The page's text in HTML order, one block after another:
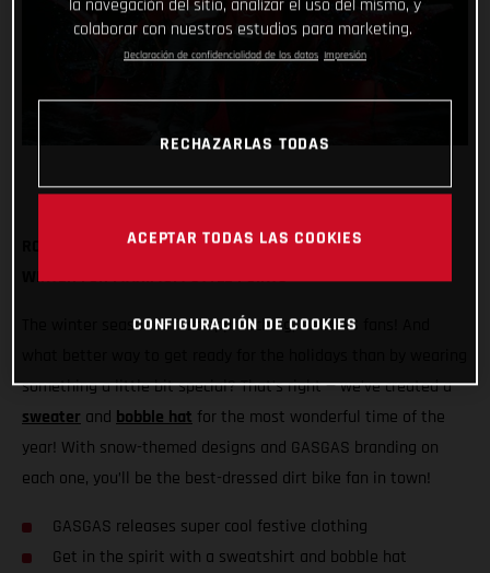
ROCK OUR FESTIVE SWEATSHIRT AND BOBBLE HAT THIS
WINTER FOR MAXIMUM STYLE POINTS
The winter season is fast approaching, GASGAS fans! And
something a little bit special? That’s right — we’ve created a
sweater and bobble hat for the most wonderful time of the
year! With snow-themed designs and GASGAS branding on
each one, you’ll be the best-dressed dirt bike fan in town!
GASGAS releases super cool festive clothing
Get in the spirit with a sweatshirt and bobble hat
la navegación del sitio, analizar el uso del mismo, y
colaborar con nuestros estudios para marketing.
Declaración de confidencialidad de los datos Impresión
RECHAZARLAS TODAS
ACEPTAR TODAS LAS COOKIES
CONFIGURACIÓN DE COOKIES